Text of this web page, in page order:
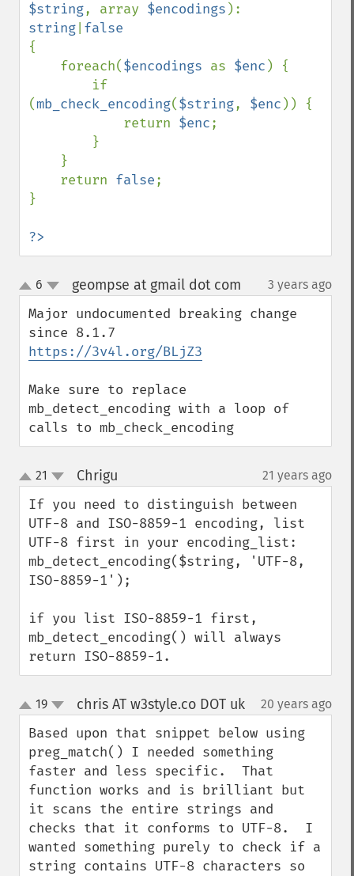
$string, array $encodings
string
{
    foreach(
$encodings as $enc ) {
(mb_check_encoding($string, $enc )) {
            return
$enc;
    return
false;
}
?>
up
down
6 geompse at gmail dot com 3 years ago
Major undocumented breaking change
https://3v4l.org/BLjZ3
Make sure to replace
mb_detect_encoding with a loop of
calls to mb_check_encoding
up
down
21 Chrigu 21 years ago
If you need to distinguish between
UTF-8 and ISO-8859-1 encoding, list
UTF-8 first in your encoding_list:
mb_detect_encoding($string, 'UTF-8,
ISO-8859-1');
if you list ISO-8859-1 first,
mb_detect_encoding() will always
return ISO-8859-1.
up
down
19 chris AT w3style.co DOT uk¶ 20 years ago
Based upon that snippet below using
preg_match() I needed something
faster and less specific.  That
function works and is brilliant but
it scans the entire strings and
checks that it conforms to UTF-8.  I
wanted something purely to check if a
string contains UTF-8 characters so